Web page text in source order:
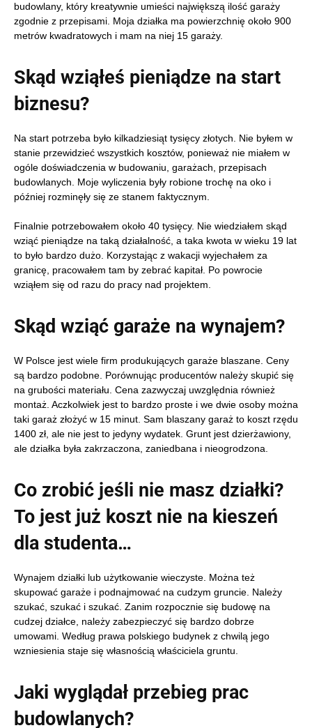
budowlany, który kreatywnie umieści największą ilość garaży
zgodnie z przepisami. Moja działka ma powierzchnię około 900
metrów kwadratowych i mam na niej 15 garaży.
Skąd wziąłeś pieniądze na start
biznesu?
Na start potrzeba było kilkadziesiąt tysięcy złotych. Nie byłem w
stanie przewidzieć wszystkich kosztów, ponieważ nie miałem w
ogóle doświadczenia w budowaniu, garażach, przepisach
budowlanych. Moje wyliczenia były robione trochę na oko i
później rozminęły się ze stanem faktycznym.
Finalnie potrzebowałem około 40 tysięcy. Nie wiedziałem skąd
wziąć pieniądze na taką działalność, a taka kwota w wieku 19 lat
to było bardzo dużo. Korzystając z wakacji wyjechałem za
granicę, pracowałem tam by zebrać kapitał. Po powrocie
wziąłem się od razu do pracy nad projektem.
Skąd wziąć garaże na wynajem?
W Polsce jest wiele firm produkujących garaże blaszane. Ceny
są bardzo podobne. Porównując producentów należy skupić się
na grubości materiału. Cena zazwyczaj uwzględnia również
montaż. Aczkolwiek jest to bardzo proste i we dwie osoby można
taki garaż złożyć w 15 minut. Sam blaszany garaż to koszt rzędu
1400 zł, ale nie jest to jedyny wydatek. Grunt jest dzierżawiony,
ale działka była zakrzaczona, zaniedbana i nieogrodzona.
Co zrobić jeśli nie masz działki?
To jest już koszt nie na kieszeń
dla studenta…
Wynajem działki lub użytkowanie wieczyste. Można też
skupować garaże i podnajmować na cudzym gruncie. Należy
szukać, szukać i szukać. Zanim rozpocznie się budowę na
cudzej działce, należy zabezpieczyć się bardzo dobrze
umowami. Według prawa polskiego budynek z chwilą jego
wzniesienia staje się własnością właściciela gruntu.
Jaki wyglądał przebieg prac
budowlanych?